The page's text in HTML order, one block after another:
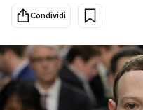
Sport
PODCAST
Condividi